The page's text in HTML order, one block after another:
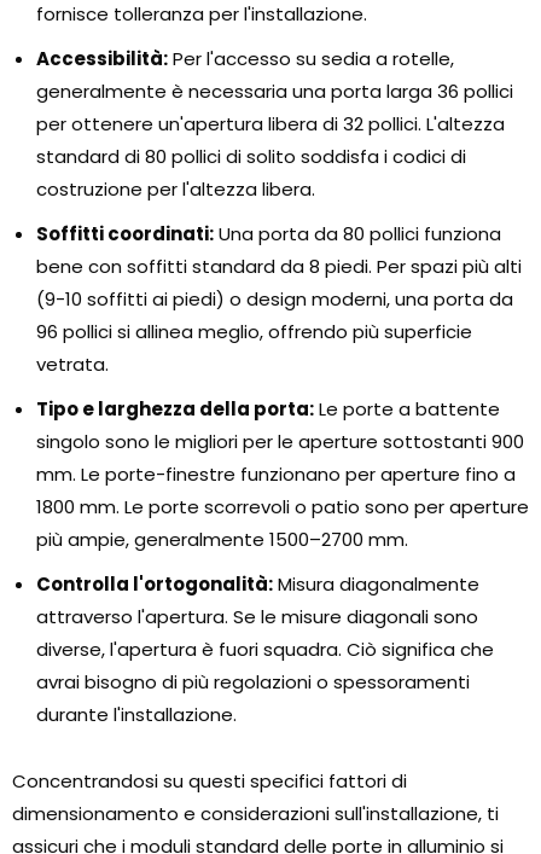
fornisce tolleranza per l'installazione.
Accessibilità:Per l'accesso su sedia a rotelle,
generalmente è necessaria una porta larga 36 pollici
per ottenere un'apertura libera di 32 pollici. L'altezza
standard di 80 pollici di solito soddisfa i codici di
costruzione per l'altezza libera.
Soffitti coordinati:Una porta da 80 pollici funziona
bene con soffitti standard da 8 piedi. Per spazi più alti
(9-10 soffitti ai piedi) o design moderni, una porta da
96 pollici si allinea meglio, offrendo più superficie
vetrata.
Tipo e larghezza della porta:Le porte a battente
singolo sono le migliori per le aperture sottostanti 900
mm. Le porte-finestre funzionano per aperture fino a
1800 mm. Le porte scorrevoli o patio sono per aperture
più ampie, generalmente 1500–2700 mm.
Controlla l'ortogonalità:Misura diagonalmente
attraverso l'apertura. Se le misure diagonali sono
diverse, l'apertura è fuori squadra. Ciò significa che
avrai bisogno di più regolazioni o spessoramenti
durante l'installazione.
Concentrandosi su questi specifici fattori di
dimensionamento e considerazioni sull'installazione, ti
assicuri che i moduli standard delle porte in alluminio si